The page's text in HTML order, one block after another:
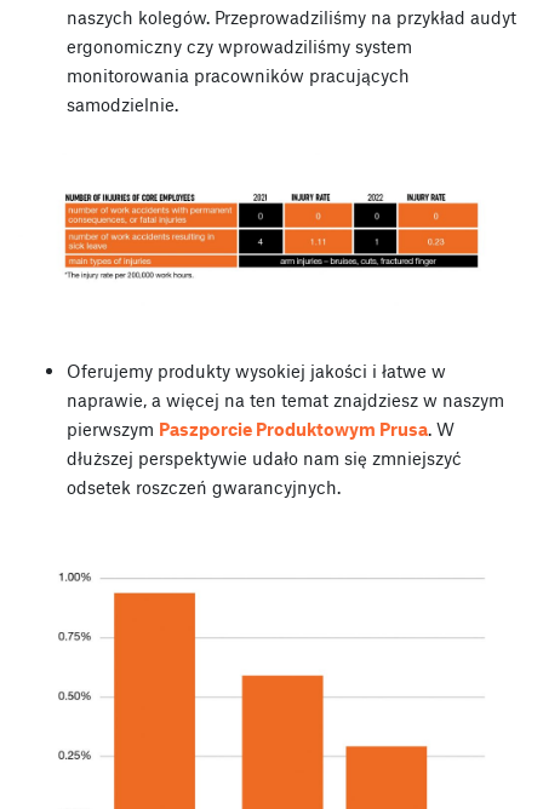
naszych kolegów. Przeprowadziliśmy na przykład audyt
ergonomiczny czy wprowadziliśmy system
monitorowania pracowników pracujących
samodzielnie.
Oferujemy produkty wysokiej jakości i łatwe w
naprawie, a więcej na ten temat znajdziesz w naszym
pierwszym Paszporcie Produktowym Prusa. W
dłuższej perspektywie udało nam się zmniejszyć
odsetek roszczeń gwarancyjnych.